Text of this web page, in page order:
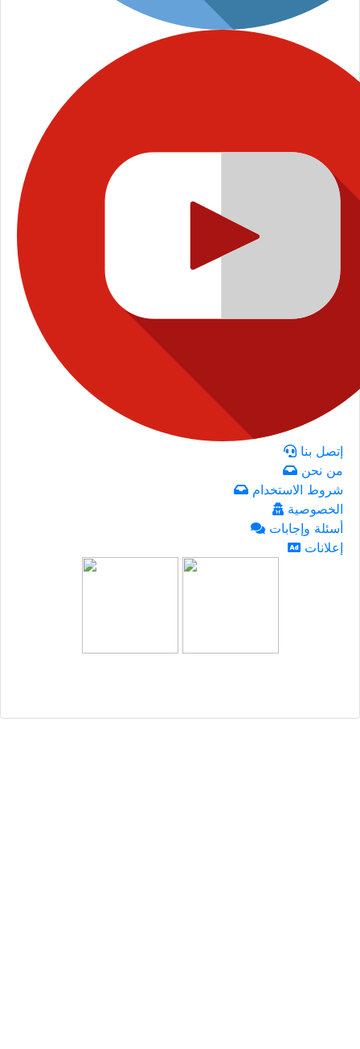
إتصل بنا
من نحن
شروط الاستخدام
الخصوصية
أسئلة وإجابات
إعلانات